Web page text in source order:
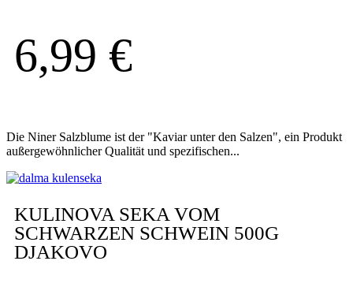
6,99 €
Die Niner Salzblume ist der "Kaviar unter den Salzen", ein Produkt
außergewöhnlicher Qualität und spezifischen...
KULINOVA SEKA VOM
SCHWARZEN SCHWEIN 500G
DJAKOVO